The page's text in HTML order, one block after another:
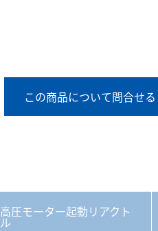
この商品について問合せる
高圧モーター起動リアクト
ル